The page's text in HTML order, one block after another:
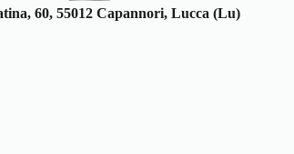
60, 55012 Capannori, Lucca (Lu)